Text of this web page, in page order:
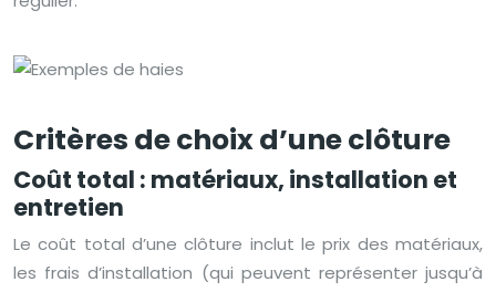
Critères de choix d’une clôture
Coût total : matériaux, installation et
entretien
Le coût total d’une clôture inclut le prix des matériaux,
les frais d’installation (qui peuvent représenter jusqu’à